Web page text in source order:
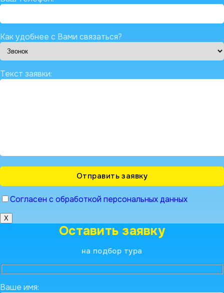
Как удобнее с Вами связаться?
Текст заявки:
Согласен с обработкой персональных данных
X
Оставить заявку
на подбор тура
Ваше имя: